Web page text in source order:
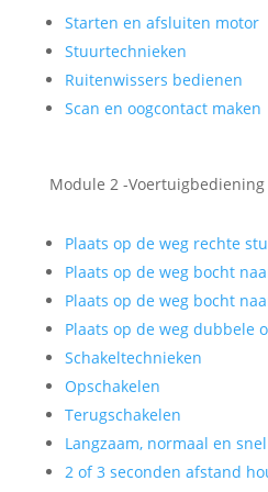
Starten en afsluiten motor
Stuurtechnieken
Ruitenwissers bedienen
Scan en oogcontact maken
Module 2 -
Plaats op de weg rechte
Plaats op de weg bocht
Plaats op de weg bocht
Plaats op de weg dubbele
Schakeltechnieken
Opschakelen
Terugschakelen
Langzaam, normaal en
2 of 3 seconden afstand